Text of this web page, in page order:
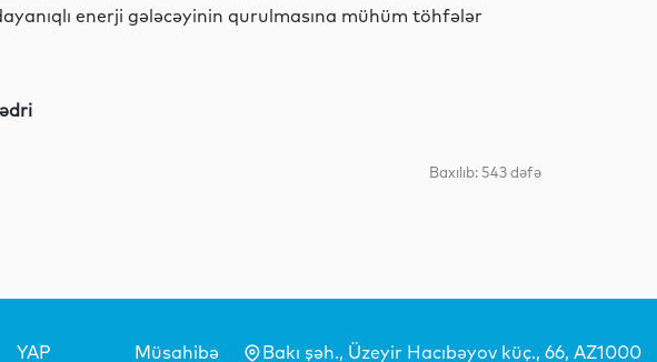
enerji gələcəyinin qurulmasına mühüm töhfələr
Baxılıb: 543 dəfə
YAP
Müsahibə
Bakı şəh., Üzeyir Hacıbəyov küç., 66, AZ1000